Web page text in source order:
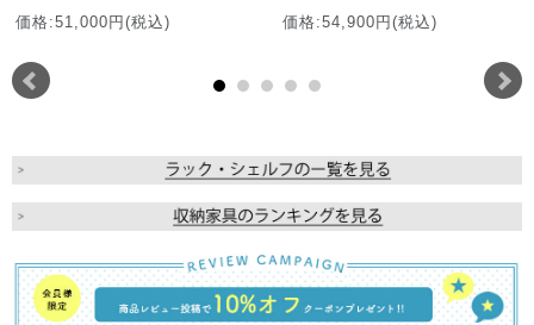
価格:51,000円(税込) 価格:54,900円(税込)